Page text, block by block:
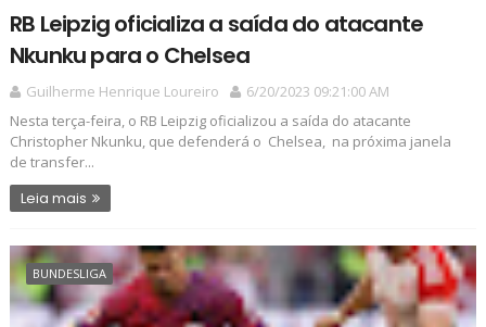
RB Leipzig oficializa a saída do atacante
Nkunku para o Chelsea
Guilherme Henrique Loureiro
6/20/2023 09:21:00 AM
Nesta terça-feira, o RB Leipzig oficializou a saída do atacante
Christopher Nkunku, que defenderá o Chelsea, na próxima janela
de transfer...
Leia mais
BUNDESLIGA